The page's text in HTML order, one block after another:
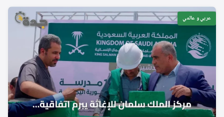
عربي و عالمي